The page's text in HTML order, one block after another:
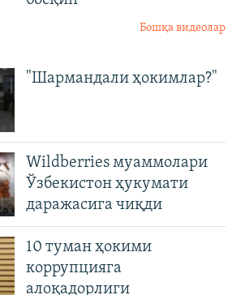
Бошқа видеолар
"Шармандали ҳокимлар?"
Wildberries муаммолари
Ўзбекистон ҳукумати
даражасига чиқди
10 туман ҳокими
коррупцияга
алоқадорлиги